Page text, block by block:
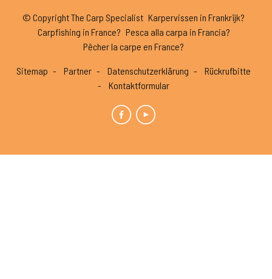
© Copyright The Carp Specialist Karpervissen in Frankrijk?
Carpfishing in France? Pesca alla carpa in Francia?
Pêcher la carpe en France?
Sitemap Partner Datenschutzerklärung
Rückrufbitte
Kontaktformular